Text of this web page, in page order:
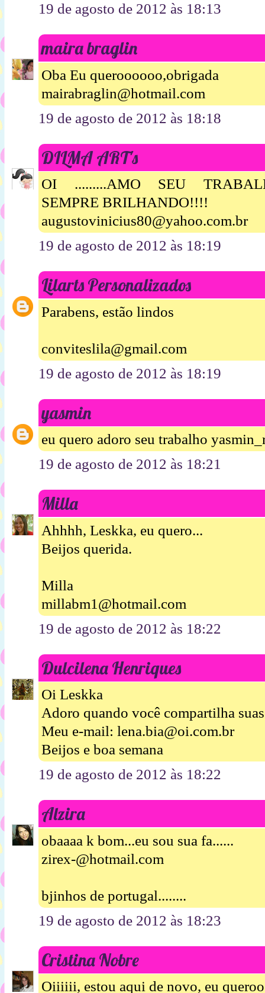
19 de agosto de 2012 às 18:13
maira braglin
Oba Eu queroooooo,obrigada
mairabraglin@hotmail.com
19 de agosto de 2012 às 18:18
DILMA ART's
OI .........AMO SEU
SEMPRE BRILHANDO!!!!
augustovinicius80@yahoo.com.br
19 de agosto de 2012 às 18:19
Lilarts Personalizados
Parabens, estão lindos
conviteslila@gmail.com
19 de agosto de 2012 às 18:19
yasmin
eu quero adoro seu trabalho
19 de agosto de 2012 às 18:21
Milla
Ahhhh, Leskka, eu quero...
Beijos querida.
Milla
millabm1@hotmail.com
19 de agosto de 2012 às 18:22
Dulcilena Henriques
Oi Leskka
Adoro quando você compartilha
Meu e-mail: lena.bia@oi.com.br
Beijos e boa semana
19 de agosto de 2012 às 18:22
Alzira
obaaaa k bom...eu sou sua fa......
zirex-@hotmail.com
bjinhos de portugal........
19 de agosto de 2012 às 18:23
Cristina Nobre
Oiiiiii, estou aqui de novo, eu